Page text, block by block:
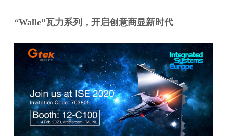
“Walle”瓦力系列，开启创意商显新时代